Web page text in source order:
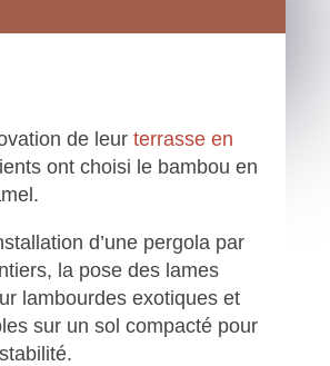
de leurterrasse en
ont choisi le bambou en
d’une pergola par
la pose des lames
lambourdes exotiques et
sur un sol compacté pour